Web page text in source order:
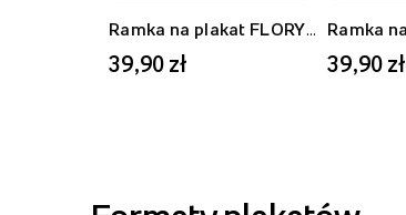
39,90 zł 39,90 zł